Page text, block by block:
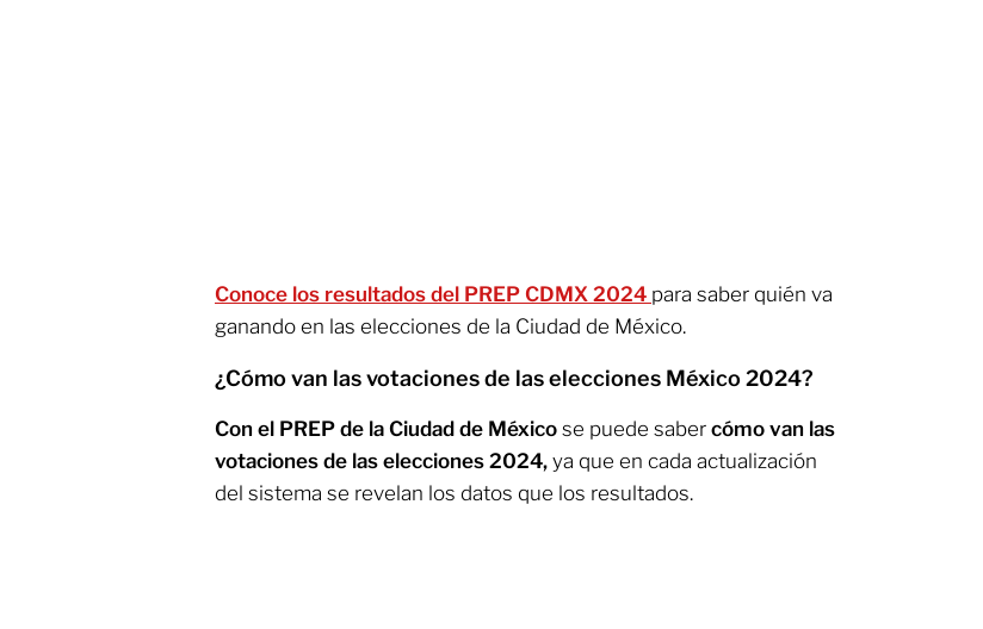
Conoce los resultados del PREP CDMX 2024 para saber quién va
ganando en las elecciones de la Ciudad de México.
¿Cómo van las votaciones de las elecciones México 2024?
Con el PREP de la Ciudad de México se puede saber cómo van las
votaciones de las elecciones 2024, ya que en cada actualización
del sistema se revelan los datos que los resultados.